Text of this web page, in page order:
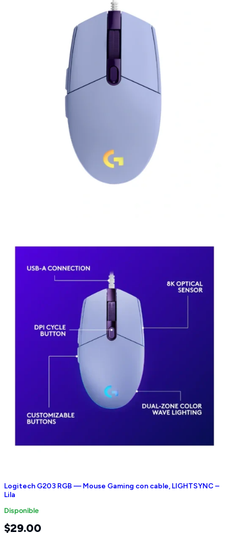
Logitech G203 RGB — Mouse Gaming con cable, LIGHTSYNC –
Lila
Disponible
$29.00